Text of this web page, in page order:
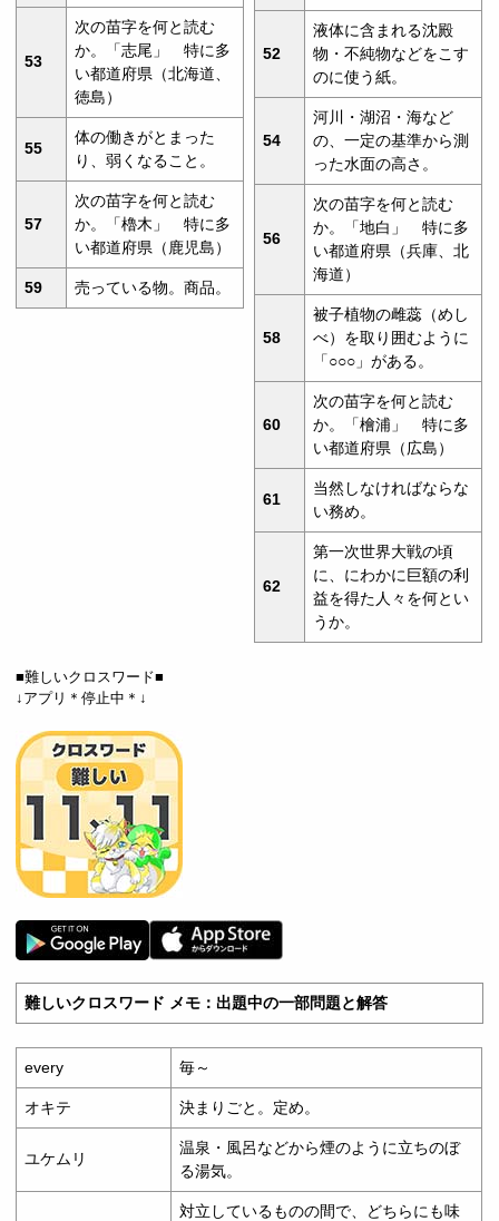
53
次の苗字を何と読む
か。「志尾」 特に多
い都道府県（北海道、
徳島）
55
体の働きがとまった
り、弱くなること。
57
次の苗字を何と読む
か。「櫓木」 特に多
い都道府県（鹿児島）
59 売っている物。商品。
52
液体に含まれる沈殿
物・不純物などをこす
のに使う紙。
54
河川・湖沼・海など
の、一定の基準から測
った水面の高さ。
56
次の苗字を何と読む
か。「地白」 特に多
い都道府県（兵庫、北
海道）
58
被子植物の雌蕊（めし
べ）を取り囲むように
「○○○」がある。
60
次の苗字を何と読む
か。「檜浦」 特に多
い都道府県（広島）
61
当然しなければならな
い務め。
62
第一次世界大戦の頃
に、にわかに巨額の利
益を得た人々を何とい
うか。
■難しいクロスワード■
↓アプリ＊停止中＊↓
難しいクロスワード メモ：出題中の一部問題と解答
every 毎～
オキテ 決まりごと。定め。
ユケムリ
温泉・風呂などから煙のように立ちのぼ
る湯気。
対立しているものの間で、どちらにも味